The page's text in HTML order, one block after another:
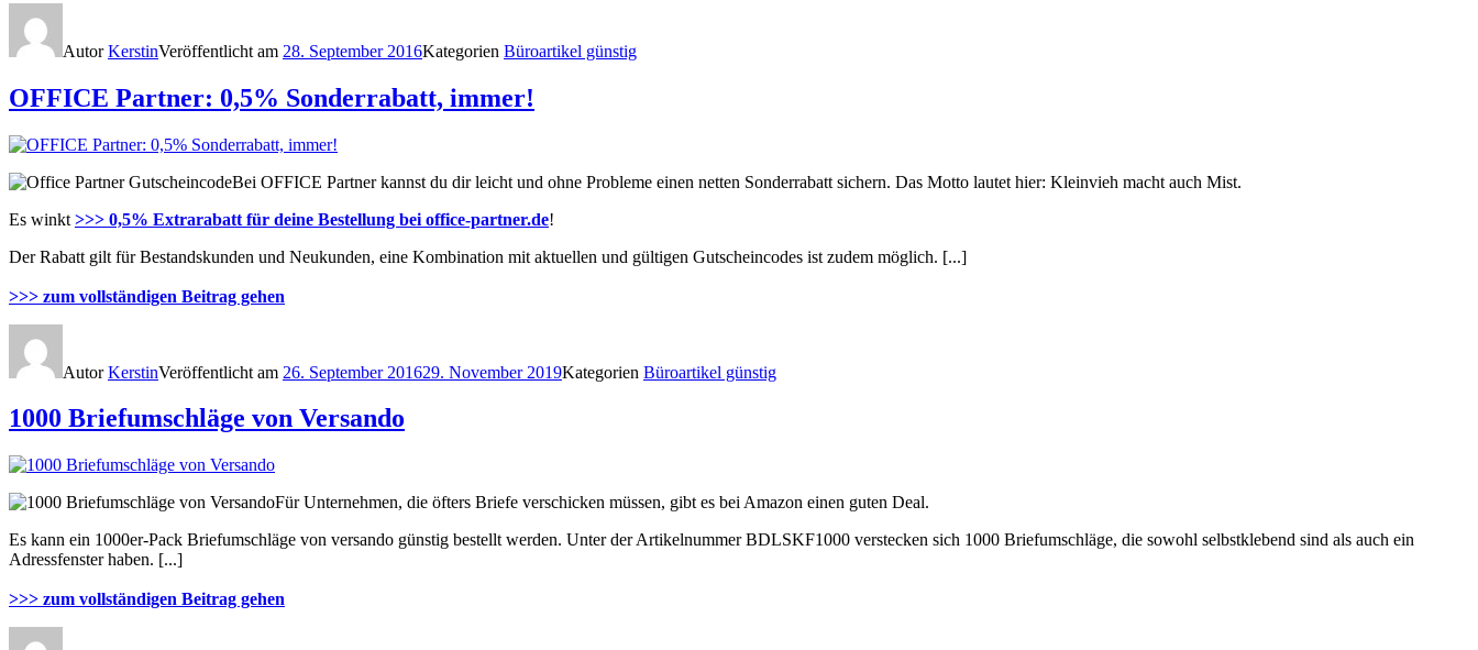
AutorKerstinVeröffentlicht am 28. September 2016Kategorien Büroartikel günstig
OFFICE Partner: 0,5% Sonderrabatt, immer!
Bei OFFICE Partner kannst du dir leicht und ohne Probleme einen netten Sonderrabatt sichern. Das Motto lautet hier: Kleinvieh macht auch Mist.
Es winkt >>> 0,5% Extrarabatt für deine Bestellung bei office-partner.de!
Der Rabatt gilt für Bestandskunden und Neukunden, eine Kombination mit aktuellen und gültigen Gutscheincodes ist zudem möglich. [...]
>>> zum vollständigen Beitrag gehen
AutorKerstinVeröffentlicht am 26. September 201629. November 2019Kategorien Büroartikel günstig
1000 Briefumschläge von Versando
Für Unternehmen, die öfters Briefe verschicken müssen, gibt es bei Amazon einen guten Deal.
Es kann ein 1000er-Pack Briefumschläge von versando günstig bestellt werden. Unter der Artikelnummer BDLSKF1000 verstecken sich 1000 Briefumschläge, die sowohl selbstklebend sind als auch ein
Adressfenster haben. [...]
>>> zum vollständigen Beitrag gehen